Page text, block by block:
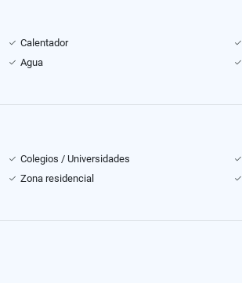
Calentador
Agua
Colegios / Universidades
Zona residencial